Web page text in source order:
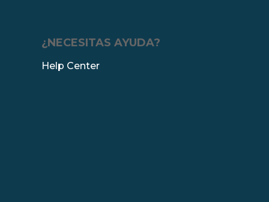
¿NECESITAS AYUDA?
Help Center